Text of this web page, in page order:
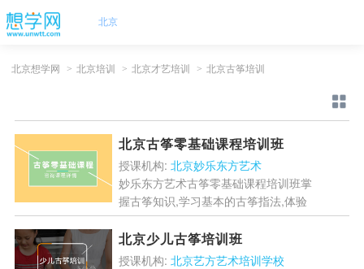
北京
北京想学网 > 北京培训 > 北京才艺培训 > 北京古筝培训
北京古筝零基础课程培训班
授课机构: 北京妙乐东方艺术
妙乐东方艺术古筝零基础课程培训班掌
握古筝知识,学习基本的古筝指法,体验
音乐的魅力。...[详情]
北京少儿古筝培训班
授课机构: 北京艺方艺术培训学校